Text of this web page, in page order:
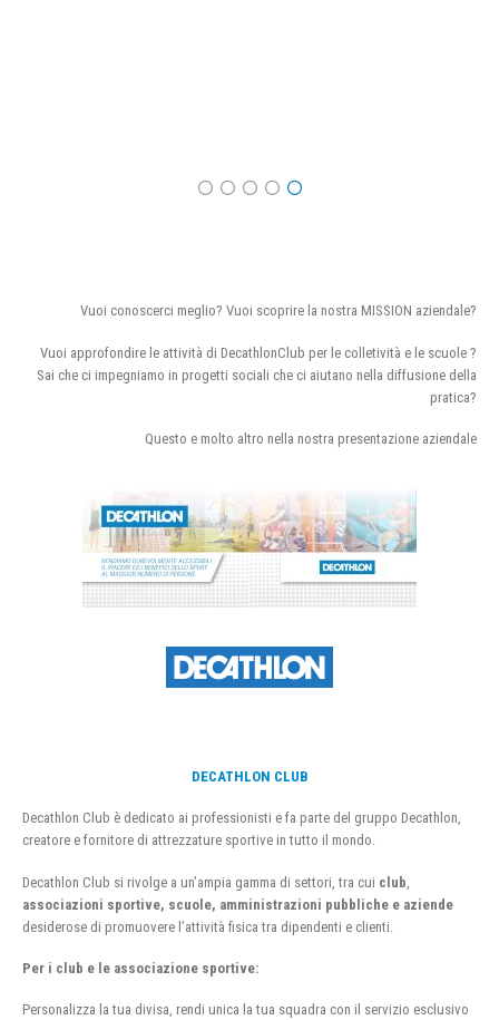
Vuoi conoscerci meglio? Vuoi scoprire la nostra MISSION aziendale?
Vuoi approfondire le attività di DecathlonClub per le colletività e le scuole ?
Sai che ci impegniamo in progetti sociali che ci aiutano nella diffusione della
pratica?
Questo e molto altro nella nostra presentazione aziendale
DECATHLON CLUB
Decathlon Club è dedicato ai professionisti e fa parte del gruppo Decathlon,
creatore e fornitore di attrezzature sportive in tutto il mondo.
Decathlon Club si rivolge a un’ampia gamma di settori, tra cui club
associazioni sportive, scuole, amministrazioni pubbliche e aziende
desiderose di promuovere l’attività fisica tra dipendenti e clienti.
Per i club e le associazione sportive:
Personalizza la tua divisa, rendi unica la tua squadra con il servizio esclusivo